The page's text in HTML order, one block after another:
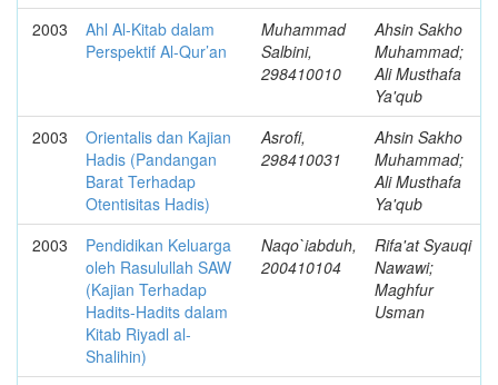
2003
Ahl Al-Kitab dalam
Perspektif Al-Qur’an
Muhammad
Salbini,
298410010
Ahsin Sakho
Muhammad;
Ali Musthafa
Ya'qub
2003
Orientalis dan Kajian
Hadis (Pandangan
Barat Terhadap
Otentisitas Hadis)
Asrofi,
298410031
Ahsin Sakho
Muhammad;
Ali Musthafa
Ya'qub
2003
Pendidikan Keluarga
oleh Rasulullah SAW
(Kajian Terhadap
Hadits-Hadits dalam
Kitab Riyadl al-
Shalihin)
Naqo`iabduh,
200410104
Rifa'at Syauqi
Nawawi;
Maghfur
Usman